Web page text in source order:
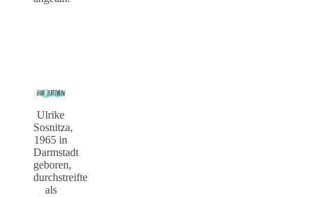
Ulrike
Sosnitza,
1965 in
Darmstadt
geboren,
durchstreifte
als